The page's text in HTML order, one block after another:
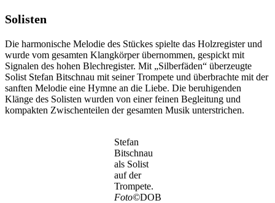
Solisten
Die harmonische Melodie des Stückes spielte das Holzregister und
wurde vom gesamten Klangkörper übernommen, gespickt mit
Signalen des hohen Blechregister. Mit „Silberfäden“ überzeugte
Solist Stefan Bitschnau mit seiner Trompete und überbrachte mit der
sanften Melodie eine Hymne an die Liebe. Die beruhigenden
Klänge des Solisten wurden von einer feinen Begleitung und
kompakten Zwischenteilen der gesamten Musik unterstrichen.
Stefan
Bitschnau
als Solist
auf der
Trompete.
Foto©DOB